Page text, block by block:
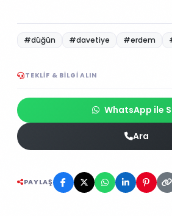
#düğün #davetiye #erdem
TEKLIF & BILGI ALIN
WhatsApp ile
Ara
PAYLAŞ